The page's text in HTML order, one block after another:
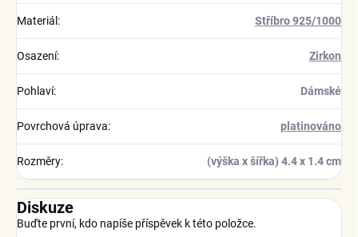
Materiál : Stříbro 925/1000
Osazení: Zirkon
Pohlaví: Dámské
Povrchová úprava: platinováno
Rozměry: (výška x šířka) 4.4 x 1.4 cm
Diskuze
Buďte první, kdo napíše příspěvek k této položce.